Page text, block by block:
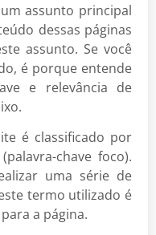
assunto principal
dessas páginas
assunto. Se você
é porque entende
e relevância de
é classificado por
chave foco).
uma série de
termo utilizado é
a página.